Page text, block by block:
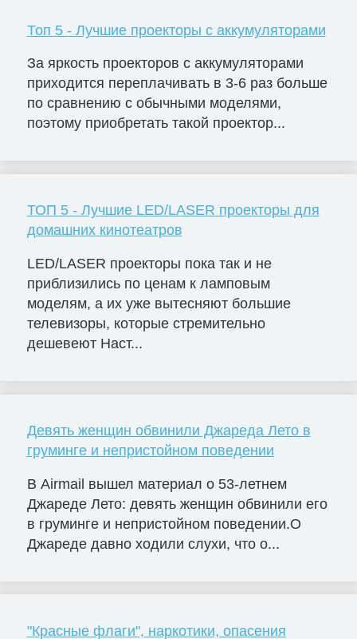
Топ 5 - Лучшие проекторы с аккумуляторами
За яркость проекторов с аккумуляторами
приходится переплачивать в 3-6 раз больше
по сравнению с обычными моделями,
поэтому приобретать такой проектор...
ТОП 5 - Лучшие LED/LASER проекторы для
домашних кинотеатров
LED/LASER проекторы пока так и не
приблизились по ценам к ламповым
моделям, а их уже вытесняют большие
телевизоры, которые стремительно
дешевеют Наст...
Девять женщин обвинили Джареда Лето в
груминге и непристойном поведении
В Airmail вышел материал о 53-летнем
Джареде Лето: девять женщин обвинили его
в груминге и непристойном поведении.О
Джареде давно ходили слухи, что о...
"Красные флаги", наркотики, опасения